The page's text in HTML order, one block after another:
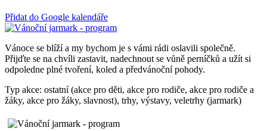
Přidat do Google kalendáře
Vánoce se blíží a my bychom je s vámi rádi oslavili společně.
Přijďte se na chvíli zastavit, nadechnout se vůně perníčků a užít si
odpoledne plné tvoření, koled a předvánoční pohody.
Typ akce: ostatní (akce pro děti, akce pro rodiče, akce pro rodiče a
žáky, akce pro žáky, slavnost), trhy, výstavy, veletrhy (jarmark)